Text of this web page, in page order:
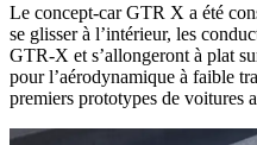
Le concept-car GTR X a été
se glisser à l’intérieur, les
GTR-X et s’allongeront à plat
pour l’aérodynamique à faible
premiers prototypes de voitures